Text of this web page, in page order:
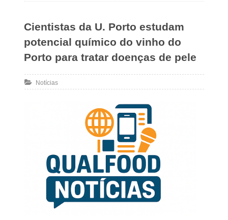
Cientistas da U. Porto estudam
potencial químico do vinho do
Porto para tratar doenças de pele
Notícias